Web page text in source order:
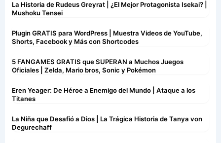
La Historia de Rudeus Greyrat | ¿El Mejor Protagonista Isekai? |
Mushoku Tensei
Plugin GRATIS para WordPress | Muestra Videos de YouTube,
Shorts, Facebook y Más con Shortcodes
5 FANGAMES GRATIS que SUPERAN a Muchos Juegos
Oficiales | Zelda, Mario bros, Sonic y Pokémon
Eren Yeager: De Héroe a Enemigo del Mundo | Ataque a los
Titanes
La Niña que Desafió a Dios | La Trágica Historia de Tanya von
Degurechaff